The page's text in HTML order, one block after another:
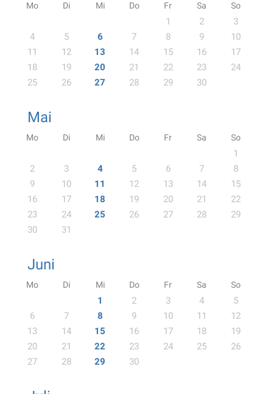
Mo Di Mi Do Fr Sa So
1 2
3
4
5 6 7 8 9
10
11
12 13 14 15 16
17
18
19 20 21 22 23
24
25
26 27 28 29 30
Mai
Mo Di Mi Do Fr Sa So
1
2
3 4 5 6 7
8
9
10 11 12 13 14
15
16
17 18 19 20 21
22
23
24 25 26 27 28
29
30
31
Juni
Mo Di Mi Do Fr Sa So
1 2 3 4
5
6
7 8 9 10 11
12
13
14 15 16 17 18
19
20
21 22 23 24 25
26
27
28 29 30